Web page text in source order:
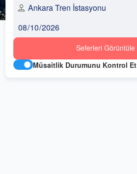
Seferleri Görüntüle
Müsaitlik Durumunu Kontrol Et